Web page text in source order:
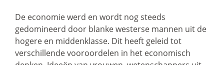
De economie werd en wordt nog steeds
gedomineerd door blanke westerse mannen uit de
hogere en middenklasse. Dit heeft geleid tot
verschillende vooroordelen in het economisch